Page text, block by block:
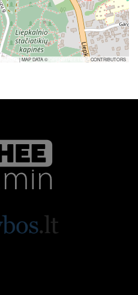
|MAP DATA © OPENSTREETMAPCONTRIBUTORS